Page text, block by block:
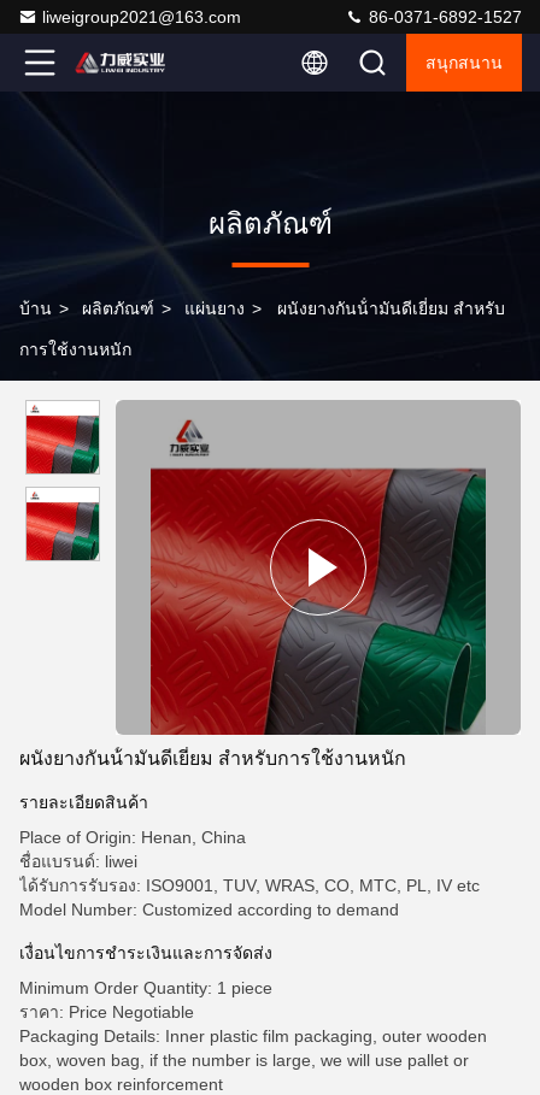
liweigroup2021@163.com 86-0371-6892-1527
สนุกสนาน
ผลิตภัณฑ์
บ้าน > ผลิตภัณฑ์ > แผ่นยาง > ผนังยางกันน้ํามันดีเยี่ยม สําหรับ
การใช้งานหนัก
ผนังยางกันน้ํามันดีเยี่ยม สําหรับการใช้งานหนัก
รายละเอียดสินค้า
Place of Origin: Henan, China
ชื่อแบรนด์: liwei
ได้รับการรับรอง: ISO9001, TUV, WRAS, CO, MTC, PL, IV etc
Model Number: Customized according to demand
เงื่อนไขการชําระเงินและการจัดส่ง
Minimum Order Quantity: 1 piece
ราคา: Price Negotiable
Packaging Details: Inner plastic film packaging, outer wooden
box, woven bag, if the number is large, we will use pallet or
wooden box reinforcement